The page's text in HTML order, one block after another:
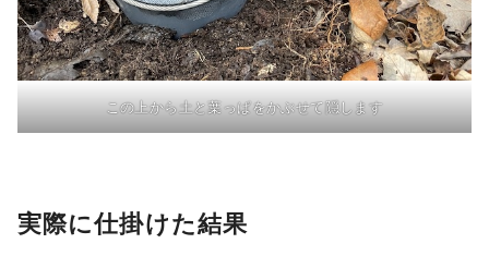
この上から土と葉っぱをかぶせて隠します
実際に仕掛けた結果